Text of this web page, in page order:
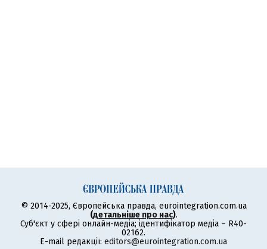
© 2014-2025, Європейська правда, eurointegration.com.ua
(детальніше про нас).
Суб'єкт у сфері онлайн-медіа; ідентифікатор медіа – R40-
02162.
E-mail редакції: editors@eurointegration.com.ua